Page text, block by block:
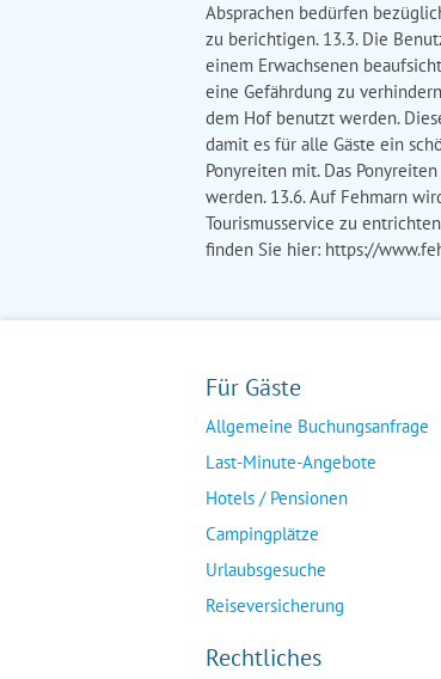
Absprachen bedürfen
zu berichtigen. 13.3. Die
einem Erwachsenen
eine Gefährdung zu
dem Hof benutzt werden.
damit es für alle Gäste ein
Ponyreiten mit. Das
werden. 13.6. Auf Fehmarn
Tourismusservice zu
finden Sie hier: https://
Für Gäste
Allgemeine Buchungsanfrage
Last-Minute-Angebote
Hotels / Pensionen
Campingplätze
Urlaubsgesuche
Reiseversicherung
Rechtliches